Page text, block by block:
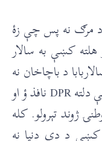
مرګ نه پس چې زۀ
کښې به سالار
د باچاخان نه
مخکښې وفات شو او بيا هغه موقع چې دلته DPR نافذ ؤ او
ژوند تېرولو. کله
پۀ 20 جنوري 1988ز کښې د دې دنيا نه